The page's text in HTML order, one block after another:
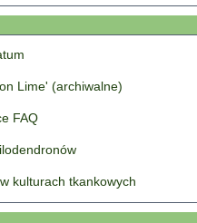
Lime' (archiwalne)
FAQ
kulturach tkankowych